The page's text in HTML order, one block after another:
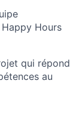
Hours
qui répond
au